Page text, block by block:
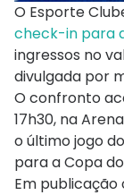
O Esporte
check-in para
ingressos no
divulgada por
O confronto
17h30, na
o último jogo
para a Copa
Em publicação